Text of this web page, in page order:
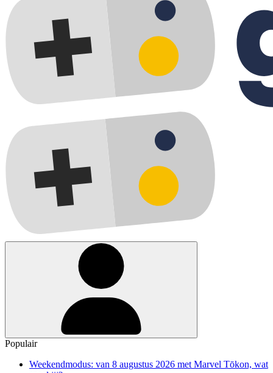
Populair
Weekendmodus: van 8 augustus 2026 met Marvel Tōkon, wat